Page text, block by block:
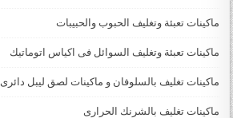
ماكينات تعبئة وتغليف الحبوب والحبيبات
ماكينات تعبئة وتغليف السوائل فى اكياس اتوماتيك
ماكينات تغليف بالسلوفان و ماكينات لصق ليبل دائرى
ماكينات تغليف بالشرنك الحرارى